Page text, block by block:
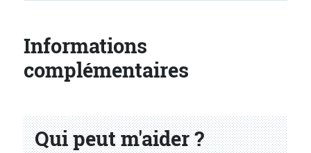
Informations
complémentaires
Qui peut m'aider ?